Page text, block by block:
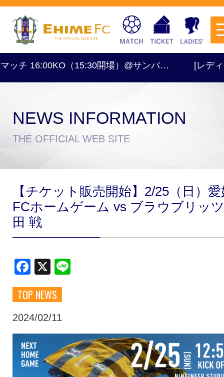
試合日程・結果 アクセス
クラブ・会社情報 レディース
ファンクラブ
チケットを購入
トップチーム アカデミー
（15:30開場）@サンパ… [レディース]
NEWS INFORMATION
THE OFFICIAL WEB SITE
【チケット販売開始】2/25（日）愛
FCホームゲーム vs ブラウブリッ
田 戦
Facebook
X
TOP NEWS
2024/02/11